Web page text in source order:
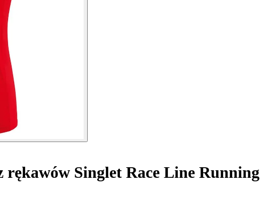
rękawów Singlet Race Line